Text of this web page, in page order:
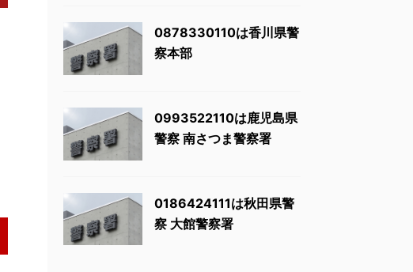
0878330110は香川県警
察本部
0993522110は鹿児島県
警察 南さつま警察署
0186424111は秋田県警
察 大館警察署